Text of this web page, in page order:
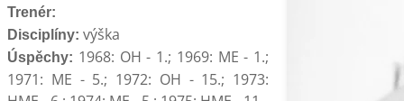
Trenér:
Disciplíny: výška
Úspěchy: 1968: OH - 1.; 1969: ME - 1.;
1971: ME - 5.; 1972: OH - 15.; 1973: